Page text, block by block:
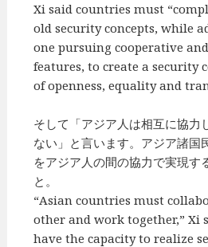
Xi said countries must
old security concepts, while
one pursuing cooperative
features, to create a security
of openness, equality and
そして「アジア人は相互に協力
ない」と言います。アジア諸国
をアジア人の間の協力で実現す
と。
“Asian countries must
other and work together,” Xi
have the capacity to realize